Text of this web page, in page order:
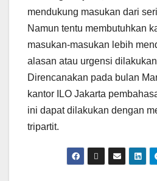
mendukung masukan dari
Namun tentu membutuhkan
masukan-masukan lebih
alasan atau urgensi
Direncanakan pada bulan
kantor ILO Jakarta
ini dapat dilakukan dengan
tripartit.